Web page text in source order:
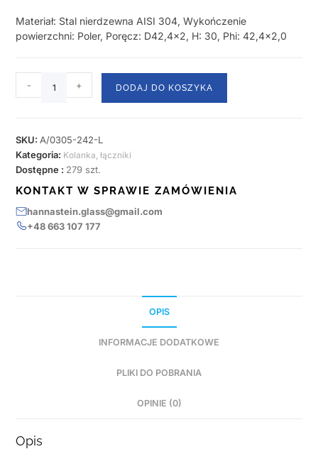
Materiał: Stal nierdzewna AISI 304, Wykończenie
powierzchni: Poler, Poręcz: D42,4×2, H: 30, Phi: 42,4×2,0
- + DODAJ DO KOSZYKA
SKU: A/0305-242-L
Kategoria: Kolanka, łączniki
Dostępne : 279 szt.
KONTAKT W SPRAWIE ZAMÓWIENIA
hannastein.glass@gmail.com
+48 663 107 177
OPIS
INFORMACJE DODATKOWE
PLIKI DO POBRANIA
OPINIE (0)
Opis